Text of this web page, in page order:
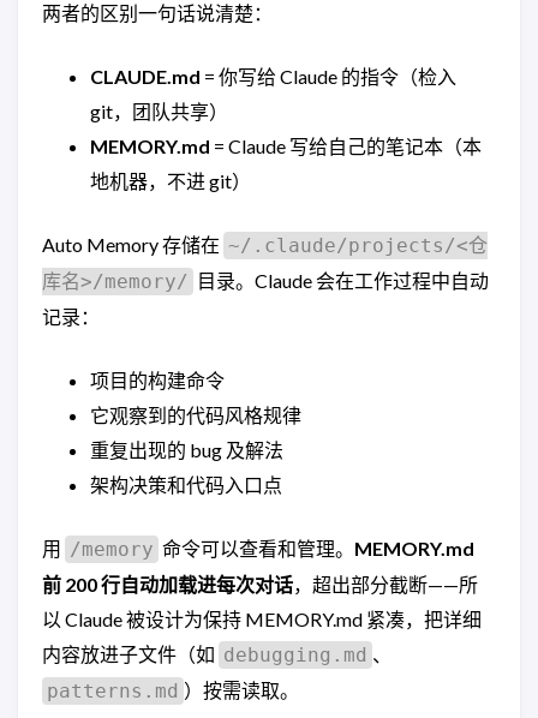
两者的区别一句话说清楚：
CLAUDE.md = 你写给 Claude 的指令（检入
git，团队共享）
MEMORY.md = Claude 写给自己的笔记本（本
地机器，不进 git）
Auto Memory 存储在 ~/.claude/projects/<仓
库名>/memory/
目录。Claude 会在工作过程中自动
记录：
项目的构建命令
它观察到的代码风格规律
重复出现的 bug 及解法
架构决策和代码入口点
用 /memory 命令可以查看和管理。 MEMORY.md
前 200 行自动加载进每次对话，超出部分截断——所
以 Claude 被设计为保持 MEMORY.md 紧凑，把详细
内容放进子文件（如 debugging.md 、
patterns.md ）按需读取。